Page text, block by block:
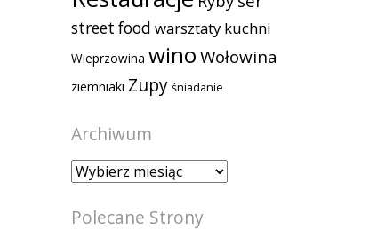
street food warsztaty kuchni
Wieprzowina winoWołowina
ziemniaki Zupy śniadanie
Archiwum
Archiwum
Polecane Strony